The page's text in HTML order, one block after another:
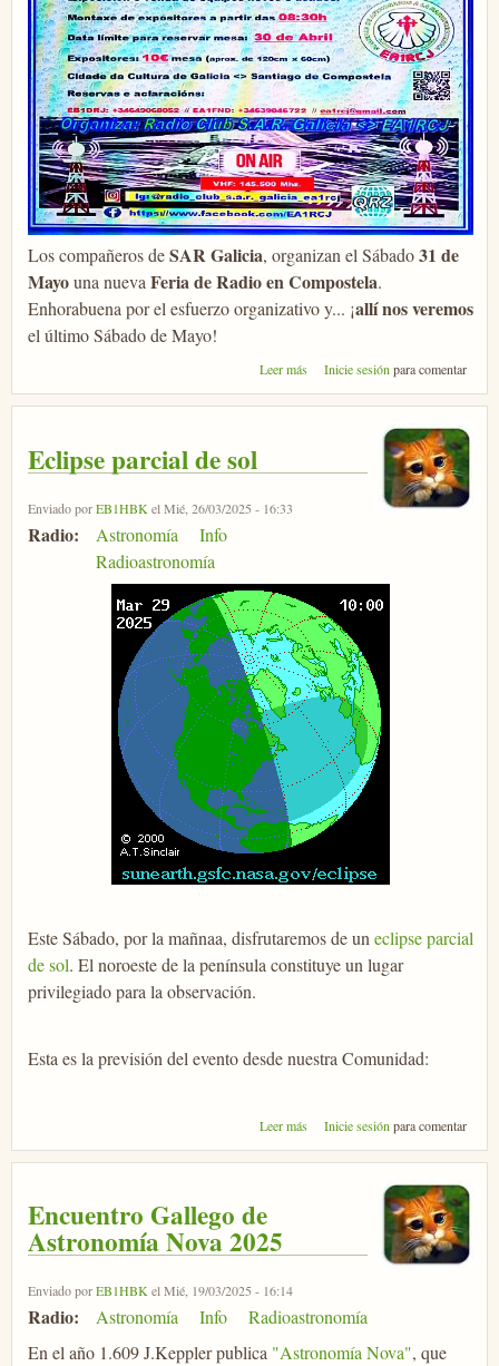
Los compañeros deSAR Galicia, organizan el Sábado31 de
Mayouna nuevaFeria de Radio en Compostela.
Enhorabuena por el esfuerzo organizativo y... ¡allí nos veremos
el último Sábado de Mayo!
Leer más sobre SAR Galicia 2025
Inicie sesiónpara comentar
Eclipse parcial de sol
Enviado porEB1HBK el Mié, 26/03/2025 - 16:33
Radio: Astronomía
Info
Radioastronomía
Este Sábado, por la mañnaa, disfrutaremos de un eclipse parcial
de sol. El noroeste de la península constituye un lugar
privilegiado para la observación.
Esta es la previsión del evento desde nuestra Comunidad:
Leer más sobre Eclipse parcial de sol
Inicie sesión para comentar
Encuentro Gallego de
Astronomía Nova 2025
Enviado porEB1HBKel Mié, 19/03/2025 - 16:14
Radio: Astronomía Info
Radioastronomía
En el año 1.609 J.Keppler publica "Astronomía Nova", que